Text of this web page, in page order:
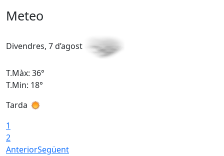
Meteo
Divendres, 7 d’agost
T.Màx: 36°
T.Min: 18°
Tarda
1
2
AnteriorSegüent